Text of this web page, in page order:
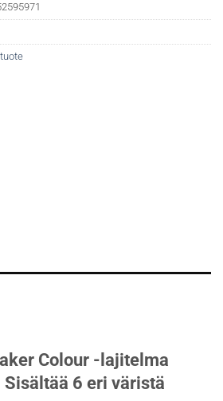
Colour -lajitelma
6 eri väristä